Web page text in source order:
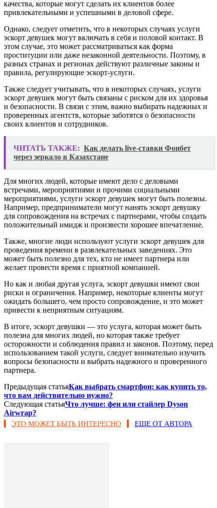
качества, которые могут сделать их клиентов более
привлекательными и успешными в деловой сфере.
Однако, следует отметить, что в некоторых случаях услуги
эскорт девушек могут включать в себя и половой контакт. В
этом случае, это может рассматриваться как форма
проституции или даже незаконной деятельности. Поэтому, в
разных странах и регионах действуют различные законы и
правила, регулирующие эскорт-услуги.
Также следует учитывать, что в некоторых случаях, услуги
эскорт девушек могут быть связаны с риском для их здоровья
и безопасности. В связи с этим, важно выбирать надежных и
проверенных агентств, которые заботятся о безопасности
своих клиентов и сотрудников.
ЧИТАТЬ ТАКЖЕ: Как делать live-ставки Фонбет
через зеркало в Казахстане
Для многих людей, которые имеют дело с деловыми
встречами, мероприятиями и прочими социальными
мероприятиями, услуги эскорт девушек могут быть полезны.
Например, предприниматели могут нанять эскорт девушку
для сопровождения на встречах с партнерами, чтобы создать
положительный имидж и произвести хорошее впечатление.
Также, многие люди используют услуги эскорт девушек для
проведения времени в развлекательных заведениях. Это
может быть полезно для тех, кто не имеет партнера или
желает провести время с приятной компанией.
Но как и любая другая услуга, эскорт девушки имеют свои
риски и ограничения. Например, некоторые клиенты могут
ожидать большего, чем просто сопровождение, и это может
привести к неприятным ситуациям.
В итоге, эскорт девушки — это услуга, которая может быть
полезна для многих людей, но которая также требует
осторожности и соблюдения правил и законов. Поэтому, перед
использованием такой услуги, следует внимательно изучить
вопросы безопасности и выбрать надежного и проверенного
партнера.
Предыдущая статьяКак выбрать смартфон: как купить то,
что вам действительно нужно?
Следующая статьяЧто лучше: фен или стайлер Dyson
Airwrap?
ЭТО МОЖЕТ БЫТЬ ИНТЕРЕСНО ЕЩЕ ОТ АВТОРА